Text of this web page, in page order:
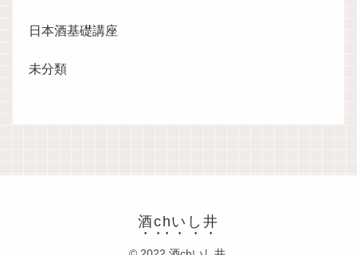
日本酒基礎講座
未分類
酒chいし井